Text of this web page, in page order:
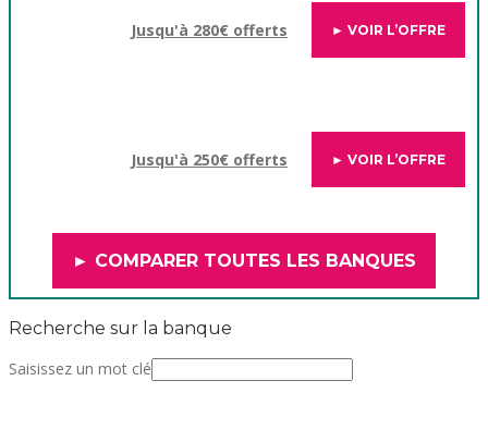
Jusqu'à 280€ offerts ► VOIR L’OFFRE
Jusqu'à 250€ offerts ► VOIR L’OFFRE
► COMPARER TOUTES LES BANQUES
Recherche sur la banque
Saisissez un mot clé